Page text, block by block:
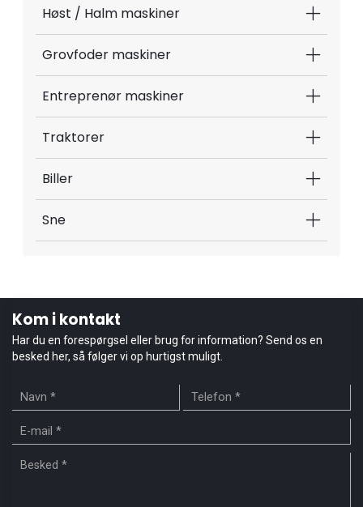
Høst / Halm maskiner
Grovfoder maskiner
Entreprenør maskiner
Traktorer
Biller
Sne
Kom i kontakt
Har du en forespørgsel eller brug for information? Send os en
besked her, så følger vi op hurtigst muligt.